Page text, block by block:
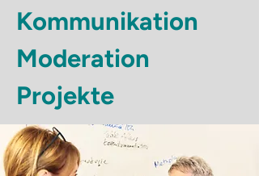
Kommunikation
Moderation
Projekte